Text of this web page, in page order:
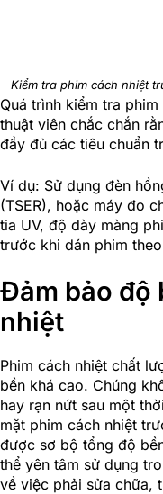
Kiểm tra phim cách nhiệt
Quá trình kiểm tra
thuật viên chắc chắn
đầy đủ các tiêu chuẩn
Ví dụ: Sử dụng đèn
(TSER), hoặc máy đo
tia UV, độ dày màng
trước khi dán phim
Đảm bảo độ
nhiệt
Phim cách nhiệt chất
bền khá cao. Chúng
hay rạn nứt sau một
mặt phim cách nhiệt
được sơ bộ tổng độ
thể yên tâm sử dụng
về việc phải sửa chữa,